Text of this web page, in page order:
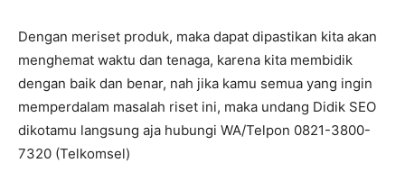
Dengan meriset produk, maka dapat dipastikan kita akan
menghemat waktu dan tenaga, karena kita membidik
dengan baik dan benar, nah jika kamu semua yang ingin
memperdalam masalah riset ini, maka undang Didik SEO
dikotamu langsung aja hubungi WA/Telpon 0821-3800-
7320 (Telkomsel)